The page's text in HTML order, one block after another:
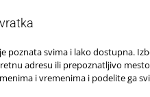
poznata svima i lako dostupna.
adresu ili prepoznatljivo
i vremenima i podelite ga